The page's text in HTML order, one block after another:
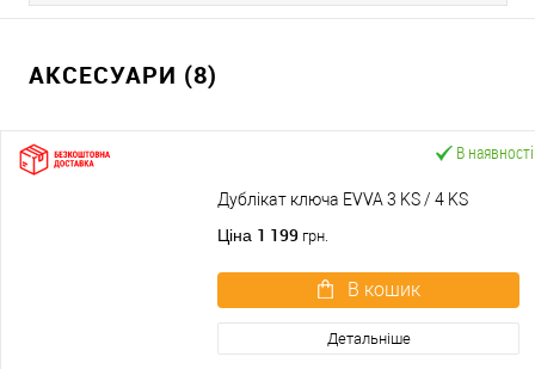
АКСЕСУАРИ (8)
В наявності
Дублікат ключа EVVA 3 KS / 4 KS
Ціна 1 199 грн.
В кошик
Детальніше